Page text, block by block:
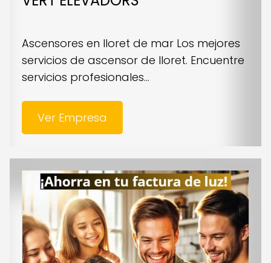
Ascensores en lloret de mar Los mejores
servicios de ascensor de lloret. Encuentre
servicios profesionales...
Ver Empresa